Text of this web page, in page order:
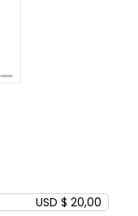
USD $ 20,00